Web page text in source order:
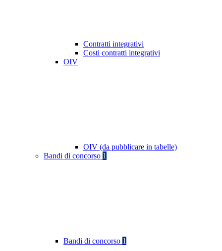
Contratti integrativi
Costi contratti integrativi
OIV
OIV (da pubblicare in tabelle)
Bandi di concorso 1
Bandi di concorso 1